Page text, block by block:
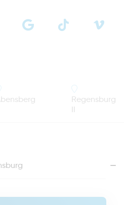
Regensburg